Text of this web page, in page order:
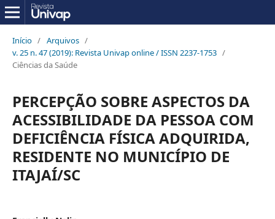
Início / Arquivos /
v. 25 n. 47 (2019): Revista Univap online / ISSN 2237-1753 /
Ciências da Saúde
PERCEPÇÃO SOBRE ASPECTOS DA
ACESSIBILIDADE DA PESSOA COM
DEFICIÊNCIA FÍSICA ADQUIRIDA,
RESIDENTE NO MUNICÍPIO DE
ITAJAÍ/SC